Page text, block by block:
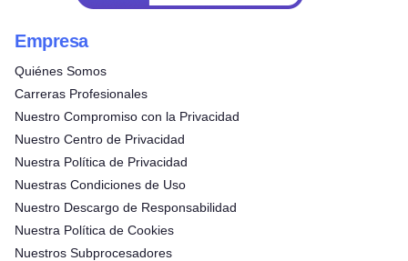
Empresa
Quiénes Somos
Carreras Profesionales
Nuestro Compromiso con la Privacidad
Nuestro Centro de Privacidad
Nuestra Política de Privacidad
Nuestras Condiciones de Uso
Nuestro Descargo de Responsabilidad
Nuestra Política de Cookies
Nuestros Subprocesadores